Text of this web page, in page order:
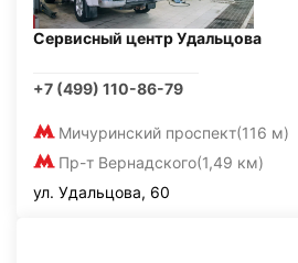
Сервисный центр Удальцова
+7 (499) 110-86-79
Мичуринский проспект(116 м)
Пр-т Вернадского(1,49 км)
ул. Удальцова, 60